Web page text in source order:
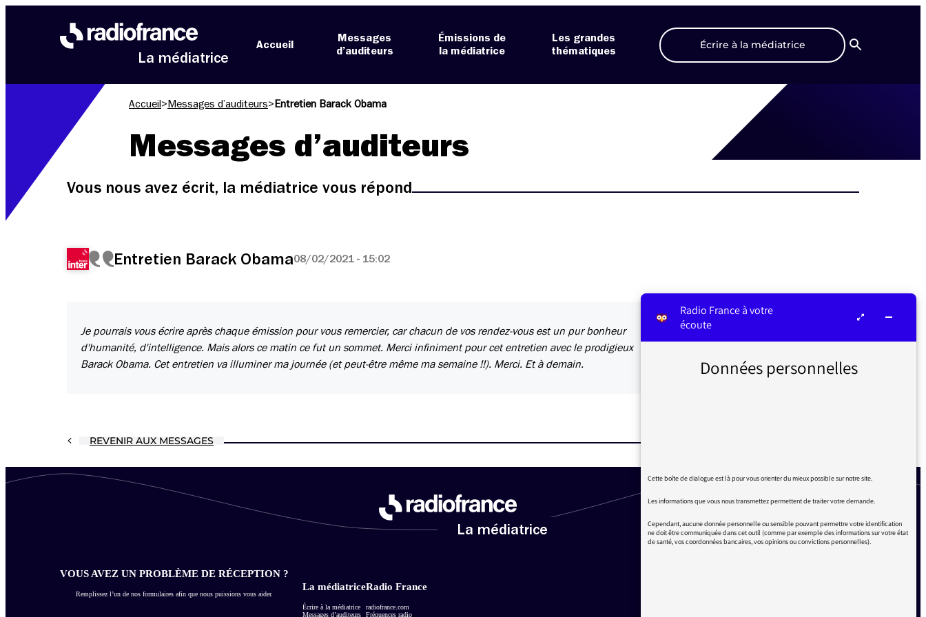
La médiatrice
Accueil
Messages
d’auditeurs
Émissions de
la médiatrice
Les grandes
thématiques
Écrire à la médiatrice
Recherche
Accueil > Messages d’auditeurs> Entretien Barack Obama
Messages d’auditeurs
Vous nous avez écrit, la médiatrice vous répond
Entretien Barack Obama08/02/2021 - 15:02
Je pourrais vous écrire après chaque émission pour vous remercier, car chacun de vos rendez-vous est un pur bonheur
d'humanité, d'intelligence. Mais alors ce matin ce fut un sommet. Merci infiniment pour cet entretien avec le prodigieux
Barack Obama. Cet entretien va illuminer ma journée (et peut-être même ma semaine !!). Merci. Et à demain.
REVENIR AUX MESSAGES
La médiatrice
VOUS AVEZ UN PROBLÈME DE RÉCEPTION ?
Remplissez l’un de nos formulaires afin que nous puissions vous aider.
La médiatrice
Écrire à la médiatrice
Messages d’auditeurs
Radio France
radiofrance.com
Fréquences radio
Radio France à votre
écoute
Données personnelles
Cette boîte de dialogue est là pour vous orienter du mieux possible sur notre site.
Les informations que vous nous transmettez permettent de traiter votre demande.
Cependant, aucune donnée personnelle ou sensible pouvant permettre votre identification
ne doit être communiquée dans cet outil (comme par exemple des informations sur votre état
de santé, vos coordonnées bancaires, vos opinions ou convictions personnelles).